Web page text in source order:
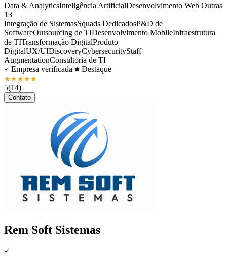
Data & AnalyticsInteligência ArtificialDesenvolvimento Web Outras
13
Integração de SistemasSquads DedicadosP&D de
SoftwareOutsourcing de TIDesenvolvimento MobileInfraestrutura
de TITransformação DigitalProduto
DigitalUX/UIDiscoveryCybersecurityStaff
AugmentationConsultoria de TI
Empresa verificada
Destaque
★★★★★
5(14)
Contato
Rem Soft Sistemas